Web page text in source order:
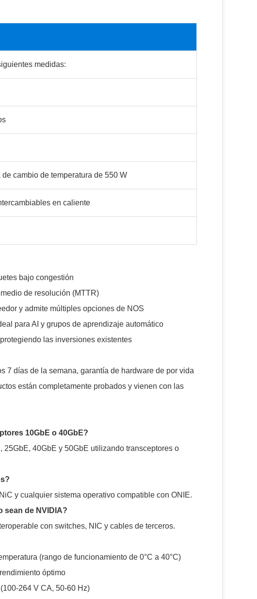
medidas:
cambio de temperatura de 550 W
en caliente
bajo congestión
de resolución (MTTR)
y admite múltiples opciones de NOS
para AI y grupos de aprendizaje automático
las inversiones existentes
7 días de la semana, garantía de hardware de por vida
están completamente probados y vienen con las
10GbE o 40GbE?
40GbE y 50GbE utilizando transceptores o
y cualquier sistema operativo compatible con ONIE.
sean de NVIDIA?
con switches, NIC y cables de terceros.
(rango de funcionamiento de 0°C a 40°C)
óptimo
264 V CA, 50-60 Hz)